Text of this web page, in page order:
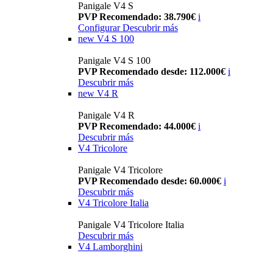
Panigale V4 S
PVP Recomendado: 38.790€ i
Configurar Descubrir más
new V4 S 100
Panigale V4 S 100
PVP Recomendado desde: 112.000€ i
Descubrir más
new V4 R
Panigale V4 R
PVP Recomendado: 44.000€ i
Descubrir más
V4 Tricolore
Panigale V4 Tricolore
PVP Recomendado desde: 60.000€ i
Descubrir más
V4 Tricolore Italia
Panigale V4 Tricolore Italia
Descubrir más
V4 Lamborghini